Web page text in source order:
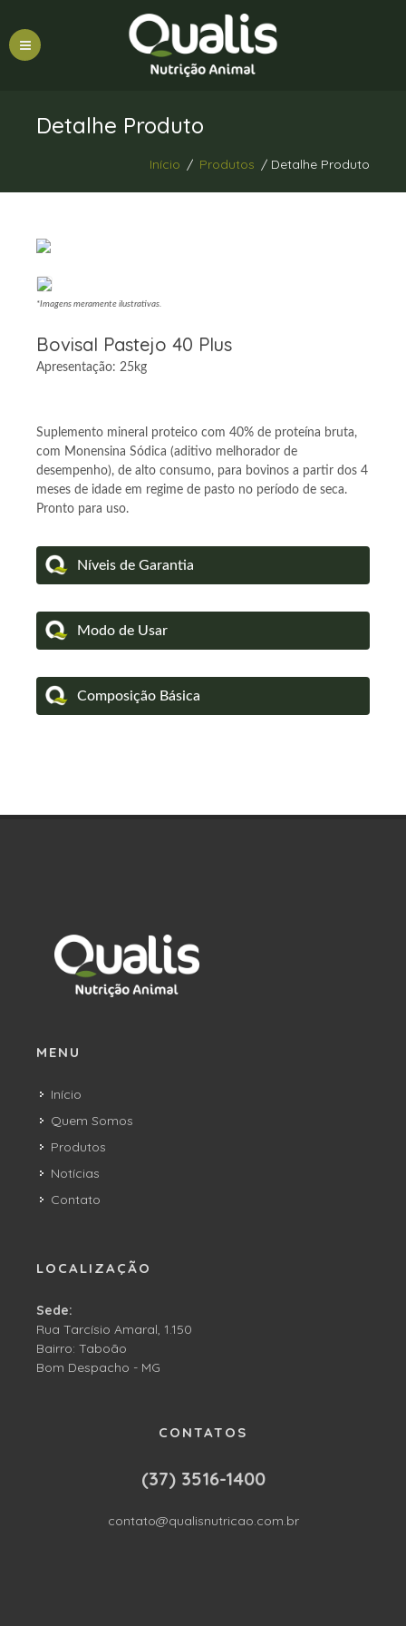
Detalhe Produto
Início / Produtos / Detalhe Produto
*Imagens meramente ilustrativas.
Bovisal Pastejo 40 Plus
Apresentação: 25kg
Suplemento mineral proteico com 40% de proteína bruta,
com Monensina Sódica (aditivo melhorador de
desempenho), de alto consumo, para bovinos a partir dos 4
meses de idade em regime de pasto no período de seca.
Pronto para uso.
Níveis de Garantia
Modo de Usar
Composição Básica
MENU
Início
Quem Somos
Produtos
Notícias
Contato
LOCALIZAÇÃO
Sede:
Rua Tarcísio Amaral, 1.150
Bairro: Taboão
Bom Despacho - MG
CONTATOS
(37) 3516-1400
contato@qualisnutricao.com.br